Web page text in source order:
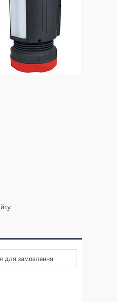
для замовлення